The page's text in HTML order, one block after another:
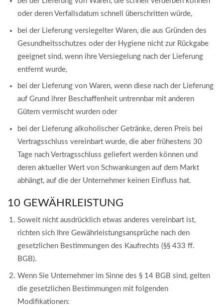
oder deren Verfallsdatum schnell überschritten würde,
bei der Lieferung versiegelter Waren, die aus Gründen des
Gesundheitsschutzes oder der Hygiene nicht zur Rückgabe
geeignet sind, wenn ihre Versiegelung nach der Lieferung
entfernt wurde,
bei der Lieferung von Waren, wenn diese nach der Lieferung
auf Grund ihrer Beschaffenheit untrennbar mit anderen
Gütern vermischt wurden oder
bei der Lieferung alkoholischer Getränke, deren Preis bei
Vertragsschluss vereinbart wurde, die aber frühestens 30
Tage nach Vertragsschluss geliefert werden können und
deren aktueller Wert von Schwankungen auf dem Markt
abhängt, auf die der Unternehmer keinen Einfluss hat.
10 GEWÄHRLEISTUNG
Soweit nicht ausdrücklich etwas anderes vereinbart ist,
richten sich Ihre Gewährleistungsansprüche nach den
gesetzlichen Bestimmungen des Kaufrechts (§§ 433 ff.
BGB).
Wenn Sie Unternehmer im Sinne des § 14 BGB sind, gelten
die gesetzlichen Bestimmungen mit folgenden
Modifikationen: